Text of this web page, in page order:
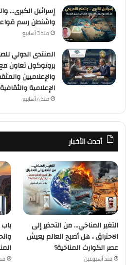
إسرائيل الكبرى…
واشنطن رسم
منذ 3 أسابيع
المنتدى الدولي
بروتوكول تعاون
والإعلاميين
الإعلامية والثقافية
منذ 4 أسابيع
أحدث الأخبار
التغير المناخي… من التحذير إلى
الاحتراق ، هل أصبح العالم يعيش
عصر الكوارث المناخية؟
منذ أسبوعين